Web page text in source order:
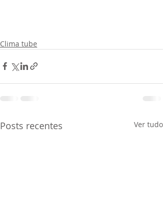
Clima tube
Posts recentes Ver tudo